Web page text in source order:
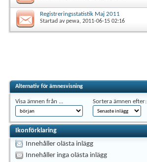
Registreringsstatistik Maj 2011
Startad avpewa, 2011-06-15 02:16
Alternativ för ämnesvisning
Visa ämnen från ... Sortera ämnen efter:
Ikonförklaring
Innehåller olästa inlägg
Innehåller inga olästa inlägg